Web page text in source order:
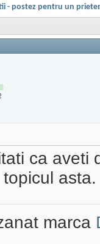
- postez pentru un
ca aveti
asta.
marca